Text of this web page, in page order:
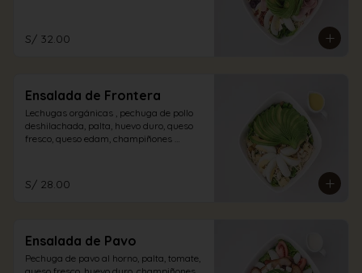
S/ 32.00
Ensalada de Frontera
Lechugas orgánicas , pechuga de pollo
deshilachada, palta, huevo duro, queso
fresco, queso edam, champiñones
S/ 28.00
Ensalada de Pavo
Pechuga de pavo al horno, palta, tomate,